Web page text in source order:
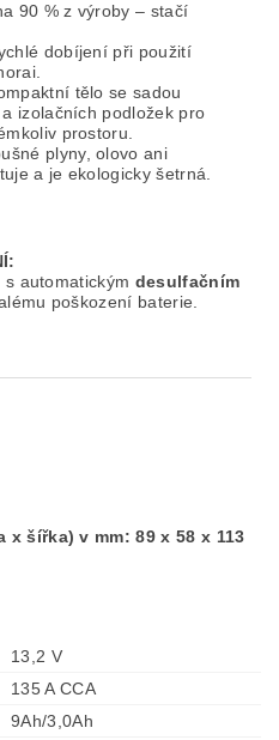
90 % z výroby – stačí
dobíjení při použití
tělo se sadou
izolačních podložek pro
prostoru.
plyny, olovo ani
a je ekologicky šetrná.
automatickým desulfačním
poškození baterie.
x šířka) v mm: 89 x 58 x 113
13,2 V
135 A CCA
9Ah/3,0Ah